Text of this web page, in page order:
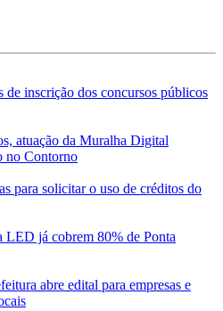
de inscrição dos concursos públicos
atuação da Muralha Digital
no Contorno
para solicitar o uso de créditos do
LED já cobrem 80% de Ponta
abre edital para empresas e